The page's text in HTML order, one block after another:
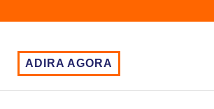
ADIRA AGORA